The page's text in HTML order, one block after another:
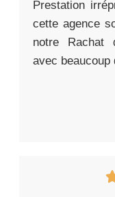
Prestation
cette agence
notre Rachat
avec beaucoup